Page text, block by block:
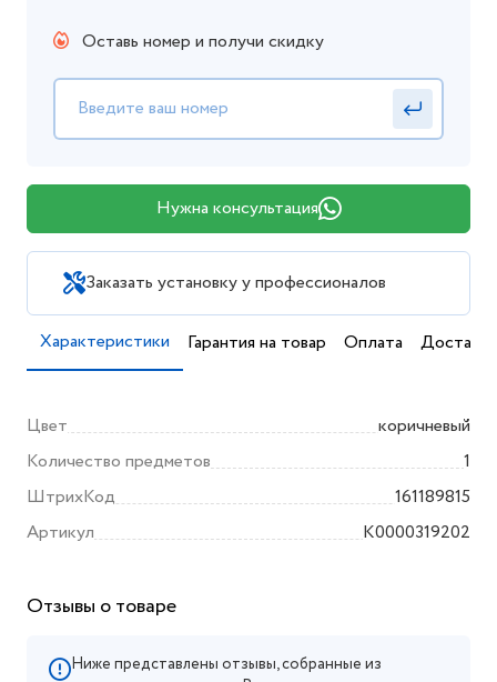
Оставь номер и получи скидку
Нужна консультация
Заказать установку у профессионалов
Характеристики Гарантия на товар Оплата Доставка
Цвет
коричневый
Количество предметов
1
ШтрихКод
161189815
Артикул
K0000319202
Отзывы о товаре
Ниже представлены отзывы, собранные из